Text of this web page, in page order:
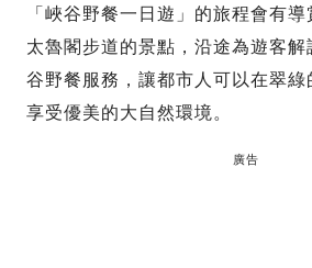
「峽谷野餐一日遊」的旅程會有
太魯閣步道的景點，沿途為遊客解
谷野餐服務，讓都市人可以在翠
享受優美的大自然環境。
廣告